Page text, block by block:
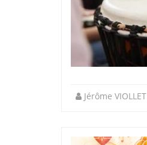
Jérôme VIOLLET